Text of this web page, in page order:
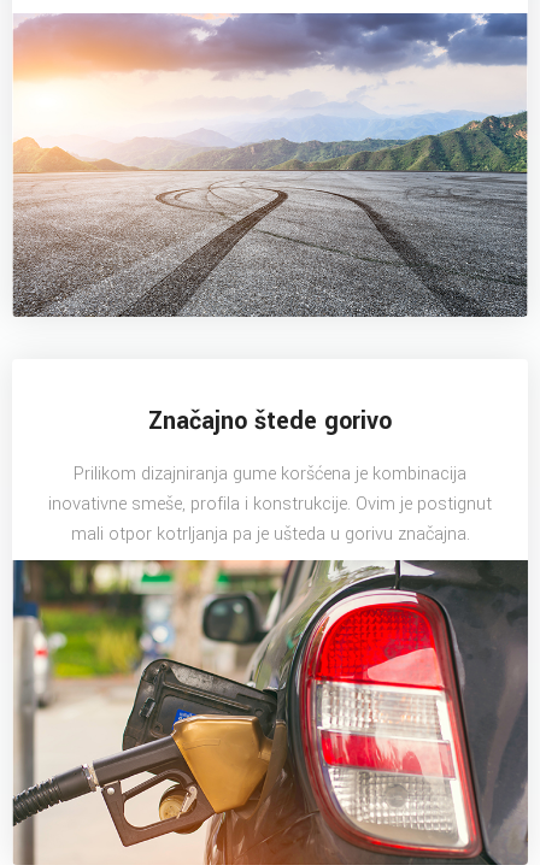
Značajno štede gorivo
Prilikom dizajniranja gume koršćena je kombinacija
inovativne smeše, profila i konstrukcije. Ovim je postignut
mali otpor kotrljanja pa je ušteda u gorivu značajna.